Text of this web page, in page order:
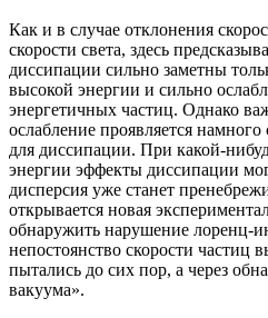
Как и в случае отклонения
скорости света, здесь
диссипации сильно заметны
высокой энергии и сильно
энергетичных частиц. Однако
ослабление проявляется
для диссипации. При какой-
энергии эффекты диссипации
дисперсия уже станет
открывается новая
обнаружить нарушение лоренц-
непостоянство скорости частиц
пытались до сих пор, а через
вакуума».